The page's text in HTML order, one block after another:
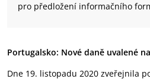
pro předložení informačního
Portugalsko: Nové daně uvalené
Dne 19. listopadu 2020 zveřejnila